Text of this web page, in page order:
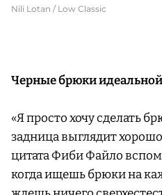
Nili Lotan / Low Classic
Черные брюки
«Я просто хочу сделать
задница выглядит
цитата Фиби Файло
когда ищешь брюки на